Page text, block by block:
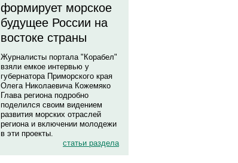
формирует морское
будущее России на
востоке страны
Журналисты портала "Корабел"
взяли емкое интервью у
губернатора Приморского края
Олега Николаевича Кожемяко
Глава региона подробно
поделился своим видением
развития морских отраслей
региона и включении молодежи
в эти проекты.
статьи раздела